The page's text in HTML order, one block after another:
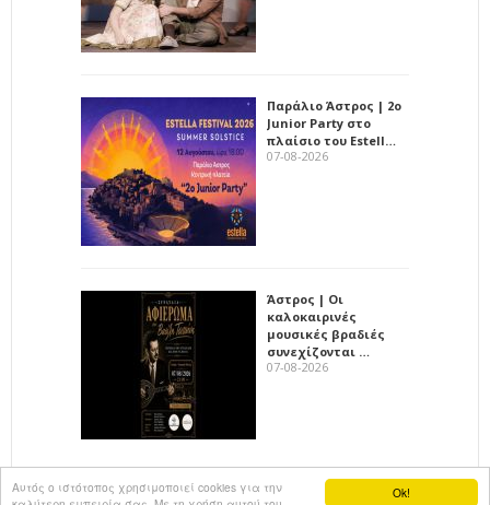
Ok!
Αυτός ο ιστότοπος χρησιμοποιεί cookies για την
Παράλιο Άστρος | 2ο
Junior Party στο
πλαίσιο του Estell…
07-08-2026
Άστρος | Οι
καλοκαιρινές
μουσικές βραδιές
συνεχίζονται …
07-08-2026